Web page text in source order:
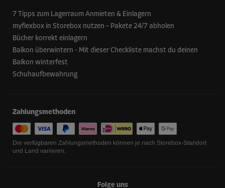
7 Tipps zum Lagerraum Anmieten & Einlagern
myflexbox in Storebox nutzen – Pakete 24/7 abholen
Bücher korrekt einlagern
Balkon überwintern - Mit dieser Checkliste machst du deinen
Balkon winterfest
Schuhaufbewahrung
Zahlungsmethoden
Die verfügbaren Zahlungsmethoden können je nach Storebox-Standort
und Land variieren.
Folge uns